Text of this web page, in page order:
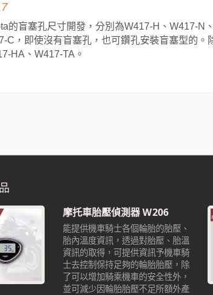
的盲塞孔尺寸開發，分別為W417-H、W417-N
C，即使沒有盲塞孔，也可鑽孔安裝盲塞型的
HA、W417-TA。
摩托車胎壓偵測器 W206
能提供機車騎士各個輪胎的胎壓、
胎內溫度資訊，透過對胎壓、胎溫
資訊的取得，可提供資訊予機車騎
士去控制保持足夠的輪胎胎壓，除
了可以增加騎乘機車的安全性外，
並可減少因輪胎胎壓不足所額外產